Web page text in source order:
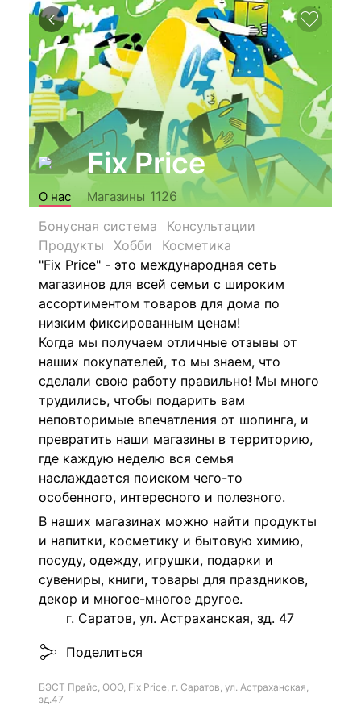
Fix Price
О нас Магазины 1126
Бонусная система
Консультации
Продукты
Хобби
Косметика
"Fix Price" - это международная сеть
магазинов для всей семьи с широким
ассортиментом товаров для дома по
низким фиксированным ценам!
Когда мы получаем отличные отзывы от
наших покупателей, то мы знаем, что
сделали свою работу правильно! Мы много
трудились, чтобы подарить вам
неповторимые впечатления от шопинга, и
превратить наши магазины в территорию,
где каждую неделю вся семья
наслаждается поиском чего-то
особенного, интересного и полезного.
В наших магазинах можно найти продукты
и напитки, косметику и бытовую химию,
посуду, одежду, игрушки, подарки и
сувениры, книги, товары для праздников,
декор и многое-многое другое.
г. Саратов, ул. Астраханская, зд. 47
Поделиться
БЭСТ Прайс, ООО, Fix Price, г. Саратов, ул. Астраханская,
зд.47